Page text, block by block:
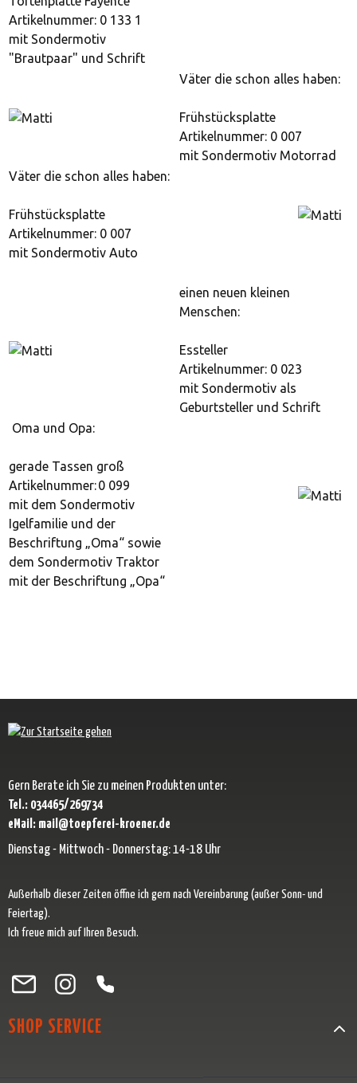
Artikelnummer: 0 133 1
mit Sondermotiv
"Brautpaar" und Schrift
Väter die schon alles haben:
Frühstücksplatte
Artikelnummer: 0 007
mit Sondermotiv Motorrad
Väter die schon alles haben:
Frühstücksplatte
Artikelnummer: 0 007
mit Sondermotiv Auto
einen neuen kleinen
Menschen:
Essteller
Artikelnummer: 0 023
mit Sondermotiv als
Geburtsteller und Schrift
Oma und Opa:
gerade Tassen groß
Artikelnummer: 0 099
mit dem Sondermotiv
Igelfamilie und der
Beschriftung „Oma“ sowie
dem Sondermotiv Traktor
mit der Beschriftung „Opa“
Gern Berate ich Sie zu meinen Produkten unter:
Tel.: 034465/269734
eMail: mail@toepferei-kroener.de
Dienstag - Mittwoch - Donnerstag: 14-18 Uhr
Außerhalb dieser Zeiten öffne ich gern nach Vereinbarung (außer Sonn- und
Feiertag).
Ich freue mich auf Ihren Besuch.
Besuche uns auf Facebook – öffnet in neuem Tab (externer Link)
Schau auf Instagram vorbei – öffnet in neuem Tab (externer Link)
Lass dich auf Pinterest inspirieren – öffnet in neuem Tab
Folge uns auf X – öffnet in neuem Tab (externer Link)
SHOP SERVICE